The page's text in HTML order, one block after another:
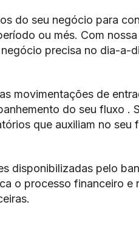
do seu negócio para
ou més. Com
precisa no dia-a-
movimentações de
do seu fluxo .
que auxiliam no seu
disponibilizadas pelo
o processo financeiro